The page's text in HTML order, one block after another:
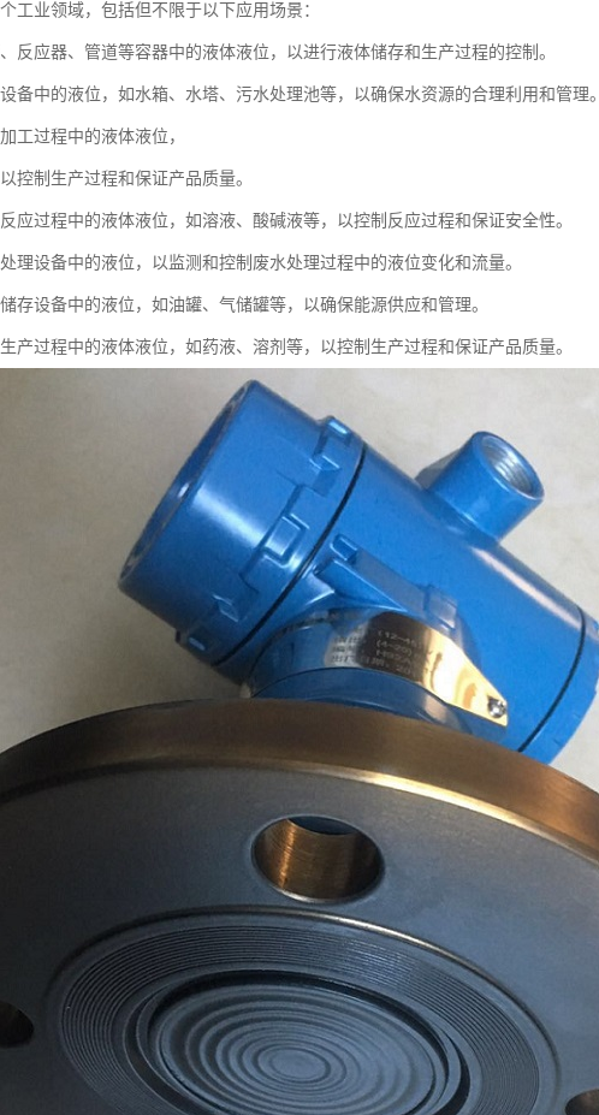
工业领域，包括但不限于以下应用场景：
反应器、管道等容器中的液体液位，以进行液体储存和生产过程的控制。
备中的液位，如水箱、水塔、污水处理池等，以确保水资源的合理利用和管理。
工过程中的液体液位，
控制生产过程和保证产品质量。
应过程中的液体液位，如溶液、酸碱液等，以控制反应过程和保证安全性。
理设备中的液位，以监测和控制废水处理过程中的液位变化和流量。
存设备中的液位，如油罐、气储罐等，以确保能源供应和管理。
产过程中的液体液位，如药液、溶剂等，以控制生产过程和保证产品质量。